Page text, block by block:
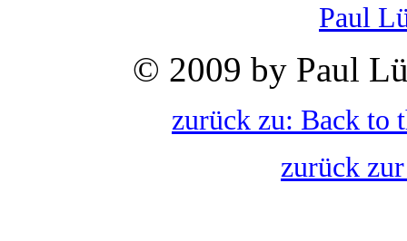
Paul
© 2009 by Paul
zurück zu: Back to
zurück